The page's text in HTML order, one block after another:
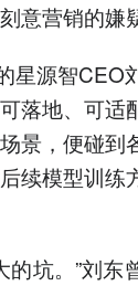
意营销的嫌
星源智CEO
落地、可适
景，便碰到
续模型训练
坑。”刘东